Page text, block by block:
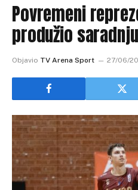
Povremeni
produžio
Objavio TV Arena Sport 27/06/